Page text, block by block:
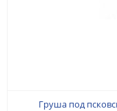
Груша под